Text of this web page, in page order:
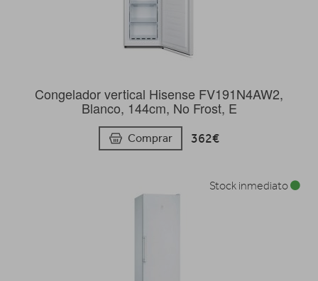
Congelador vertical Hisense FV191N4AW2,
Blanco, 144cm, No Frost, E
Comprar 362€
Stock inmediato